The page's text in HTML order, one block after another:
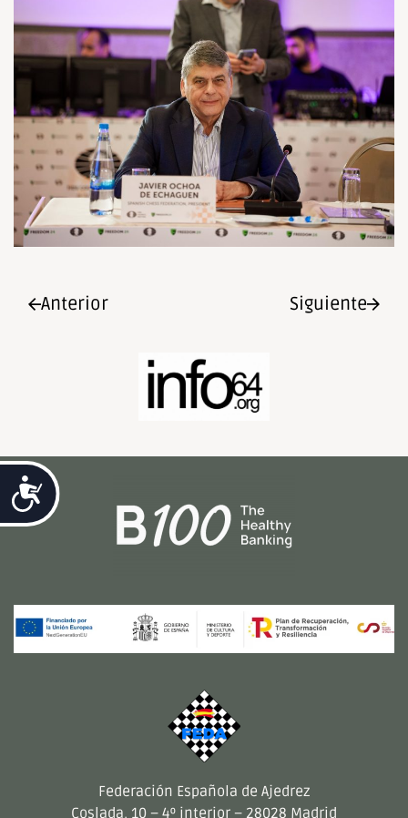
Accesibilidad
Anterior Siguiente
Federación Española de Ajedrez
Coslada, 10 – 4º interior – 28028 Madrid